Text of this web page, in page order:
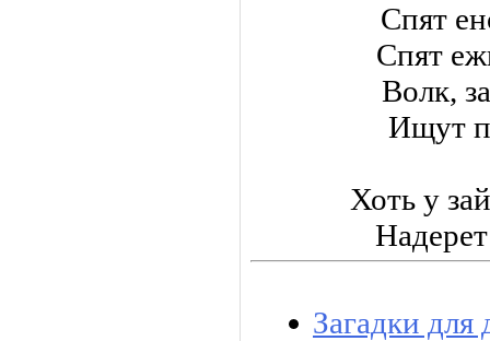
Спят
Спят
Волк,
Ищут
Хоть у
Загадки для